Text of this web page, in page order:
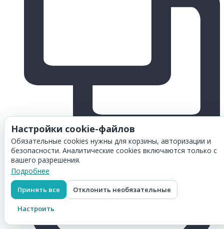
Настройки cookie-файлов
Обязательные cookies нужны для корзины, авторизации и
безопасности. Аналитические cookies включаются только с
вашего разрешения.
Подробнее
Принять все Отклонить необязательные
Настроить